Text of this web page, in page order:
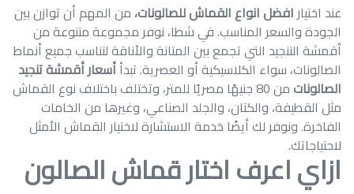
عند اختيارافضل انواع القماش للصالونات،من المهم أن توازن بين
الجودة والسعر المناسب. في شطا، نوفر مجموعة متنوعة من
أقمشة التنجيد التي تجمع بين المتانة والأناقة لتناسب جميع أنماط
الصالونات، سواء الكلاسيكية أو العصرية. تبدأأسعار أقمشة تنجيد
الصالونات
من 80 جنيهًا مصريًا للمتر، وتختلف باختلاف نوع القماش
مثل القطيفة، والكتان، والجلد الصناعي، وغيرها من الخامات
الفاخرة. ونوفر لك أيضًا خدمة الاستشارة لاختيار القماش الأمثل
لاحتياجاتك.
ازاي اعرف اختار قماش الصالون